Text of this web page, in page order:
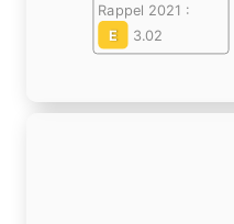
Rappel 2021 :
E
3.02